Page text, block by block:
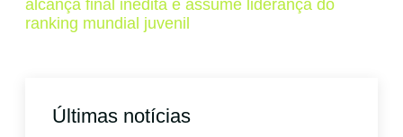
alcança final inédita e assume liderança do
ranking mundial juvenil
Últimas notícias